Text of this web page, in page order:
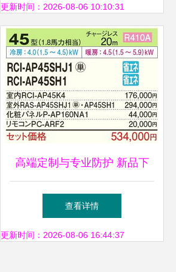
更新时间：2026-08-06 10:10:31
高端定制与专业防护 新品下
吊式空凋利器——日立RCU-
AP56SH挂墙皇者的极致演绎
查看详情
更新时间：2026-08-06 16:44:37